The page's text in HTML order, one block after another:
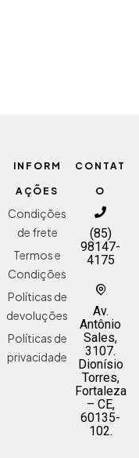
INFORM
AÇÕES
Condições
de frete
Termos e
Condições
Políticas de
devoluções
Políticas de
privacidade
CONTAT
O
(85)
98147-
4175
Av.
Antônio
Sales,
3107.
Dionísio
Torres,
Fortaleza
– CE,
60135-
102.